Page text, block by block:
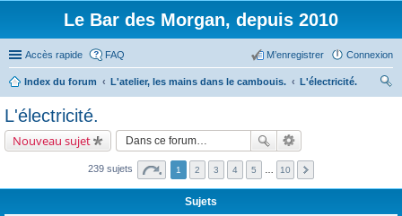
Le Bar des Morgan, depuis 2010
Accès rapide FAQ Connexion
M’enregistrer
Index du forum L'atelier, les mains dans le cambouis.
L'électricité.
L'électricité.
Nouveau sujet
239 sujets 1 2 3 4 5 10
Sujets